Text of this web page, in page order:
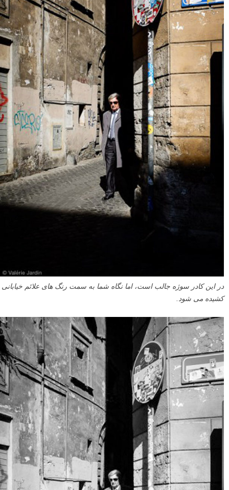
در این کادر سوژه جالب است، اما نگاه شما به سمت رنگ های علائم خیابانی
کشیده می شود.